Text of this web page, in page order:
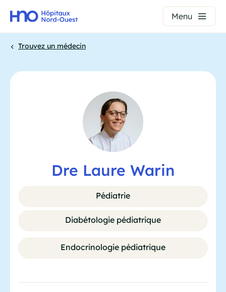
principal
Menu
d'Ariane
Trouvez un médecin
Dre Laure Warin
Pédiatrie
Diabétologie pédiatrique
Endocrinologie pédiatrique